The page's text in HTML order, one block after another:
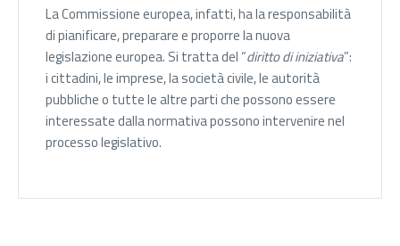
La Commissione europea, infatti, ha la responsabilità
di pianificare, preparare e proporre la nuova
legislazione europea. Si tratta del “diritto di iniziativa”:
i cittadini, le imprese, la società civile, le autorità
pubbliche o tutte le altre parti che possono essere
interessate dalla normativa possono intervenire nel
processo legislativo.